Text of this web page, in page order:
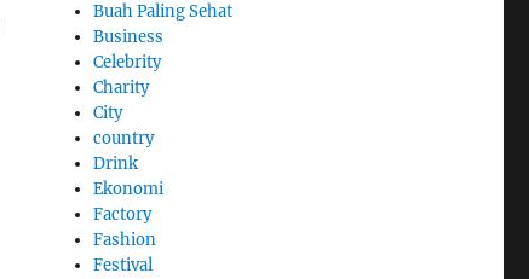
Buah Paling Sehat
Business
Celebrity
Charity
City
country
Drink
Ekonomi
Factory
Fashion
Festival